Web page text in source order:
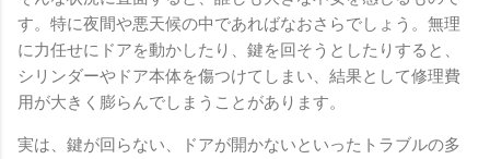
す。特に夜間や悪天候の中であればなおさらでしょう。無理
に力任せにドアを動かしたり、鍵を回そうとしたりすると、
シリンダーやドア本体を傷つけてしまい、結果として修理費
用が大きく膨らんでしまうことがあります。
実は、鍵が回らない、ドアが開かないといったトラブルの多